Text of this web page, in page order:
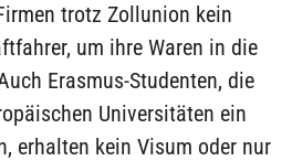
trotz Zollunion kein
um ihre Waren in die
Erasmus-Studenten, die
Universitäten ein
erhalten kein Visum oder nur